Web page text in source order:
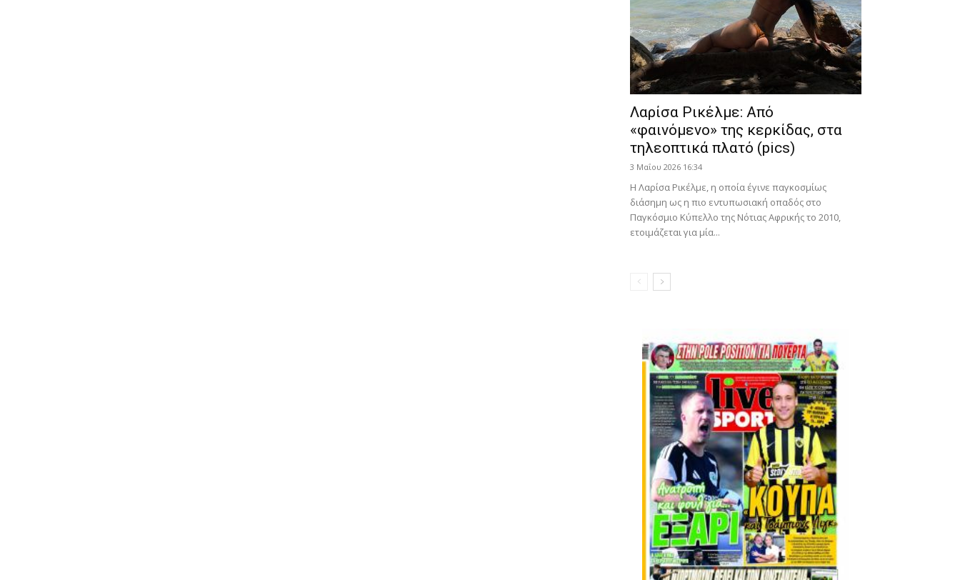
Λαρίσα Ρικέλμε: Από
«φαινόμενο» της κερκίδας, στα
τηλεοπτικά πλατό (pics)
3 Μαΐου 2026 16:34
Η Λαρίσα Ρικέλμε, η οποία έγινε παγκοσμίως
διάσημη ως η πιο εντυπωσιακή οπαδός στο
Παγκόσμιο Κύπελλο της Νότιας Αφρικής το 2010,
ετοιμάζεται για μία...